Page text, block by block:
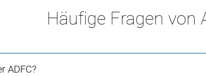
Häufige Fragen von
ADFC?